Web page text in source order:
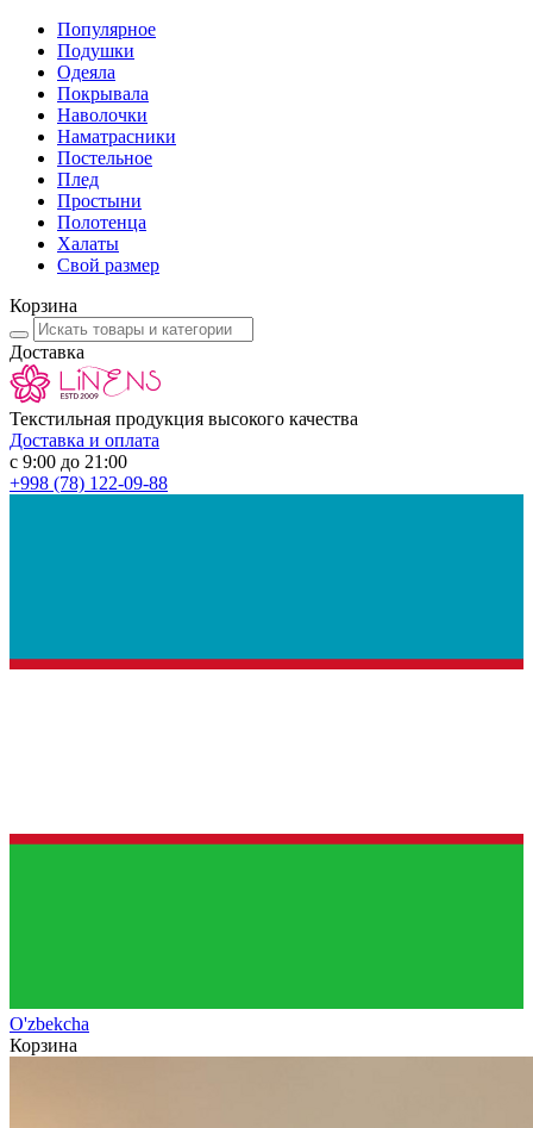
Популярное
Подушки
Одеяла
Покрывала
Наволочки
Наматрасники
Постельное
Плед
Простыни
Полотенца
Халаты
Свой размер
Корзина
Доставка
Текстильная продукция высокого качества
Доставка и оплата
с 9:00 до 21:00
+998 (78) 122-09-88
O'zbekcha
Корзина